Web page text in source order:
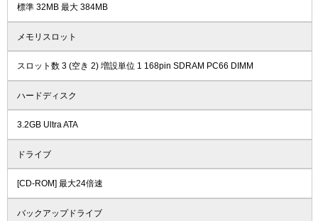
標準 32MB 最大 384MB
メモリスロット
スロット数 3 (空き 2) 増設単位 1 168pin SDRAM PC66 DIMM
ハードディスク
3.2GB Ultra ATA
ドライブ
[CD-ROM] 最大24倍速
バックアップドライブ